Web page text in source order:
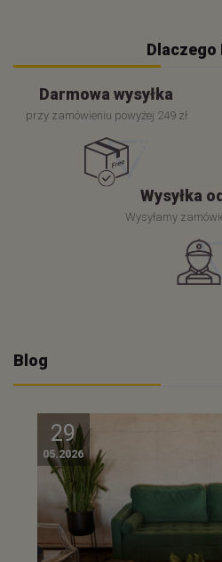
Dlaczego
Darmowa wysyłka
przy zamówieniu powyżej 249 zł
Wysyłka
Wysyłamy
Blog
29
05.2026